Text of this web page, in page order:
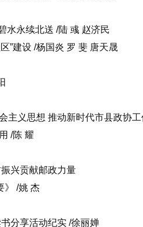
永续北送 /陆 彧 赵济民
”建设 /杨国炎 罗 斐 唐天晟
主义思想 推动新时代市县政协
/陈 耀
兴贡献邮政力量
》 /姚 杰
分享活动纪实 /徐丽婵